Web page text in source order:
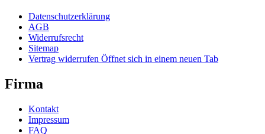
Datenschutzerklärung
AGB
Widerrufsrecht
Sitemap
Vertrag widerrufen Öffnet sich in einem neuen Tab
Firma
Kontakt
Impressum
FAQ